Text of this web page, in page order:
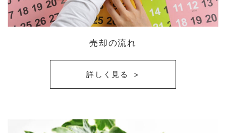
売却の流れ
詳しく見る